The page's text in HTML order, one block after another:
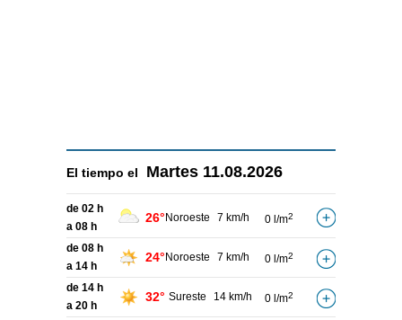
El tiempo el Martes 11.08.2026
de 02 h
a 08 h
26° Noroeste 7 km/h 0 l/m2
de 08 h
a 14 h
24° Noroeste 7 km/h 0 l/m2
de 14 h
a 20 h
32° Sureste 14 km/h 0 l/m2